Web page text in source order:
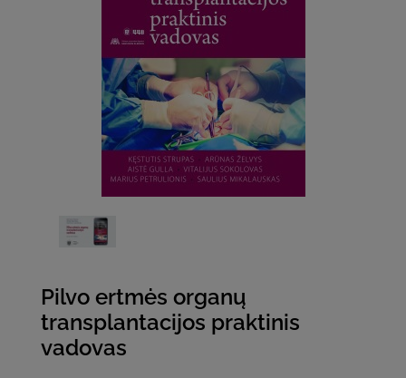
Pilvo ertmės organų
transplantacijos praktinis
vadovas